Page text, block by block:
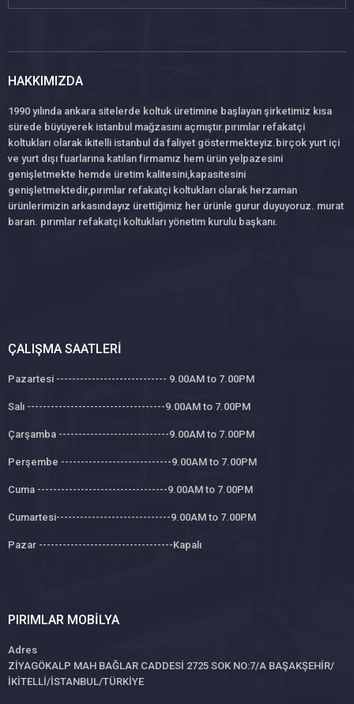
HAKKIMIZDA
1990 yılında ankara sitelerde koltuk üretimine başlayan şirketimiz kısa
sürede büyüyerek istanbul mağzasını açmıştır.pırımlar refakatçi
koltukları olarak ikitelli istanbul da faliyet göstermekteyiz.birçok yurt içi
ve yurt dışı fuarlarına katılan firmamız hem ürün yelpazesini
genişletmekte hemde üretim kalitesini,kapasitesini
genişletmektedir,pırımlar refakatçi koltukları olarak herzaman
ürünlerimizin arkasındayız ürettiğimiz her ürünle gurur duyuyoruz. murat
baran. pırımlar refakatçi koltukları yönetim kurulu başkanı.
ÇALIŞMA SAATLERI
Pazartesi ---------------------------- 9.00AM to 7.00PM
Salı -----------------------------------9.00AM to 7.00PM
Çarşamba ----------------------------9.00AM to 7.00PM
Perşembe ----------------------------9.00AM to 7.00PM
Cuma ---------------------------------9.00AM to 7.00PM
Cumartesi-----------------------------9.00AM to 7.00PM
Pazar ----------------------------------Kapalı
PIRIMLAR MOBILYA
Adres
ZİYAGÖKALP MAH BAĞLAR CADDESİ 2725 SOK NO:7/A BAŞAKŞEHİR/
İKİTELLİ/İSTANBUL/TÜRKİYE